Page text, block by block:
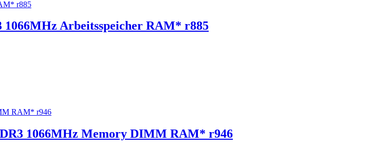
Arbeitsspeicher RAM* r885
1066MHz Memory DIMM RAM* r946